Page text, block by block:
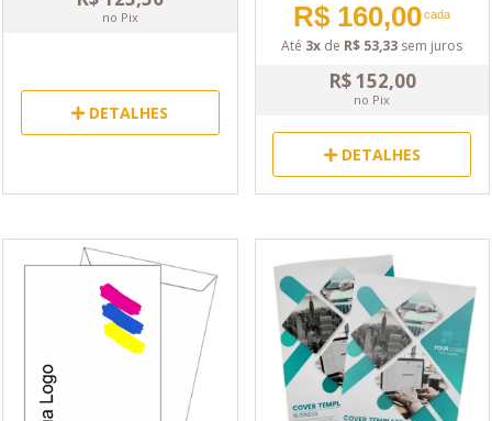
no Pix
DETALHES
R$ 160,00cada
Até 3x de R$ 53,33 sem juros
R$ 152,00
no Pix
DETALHES